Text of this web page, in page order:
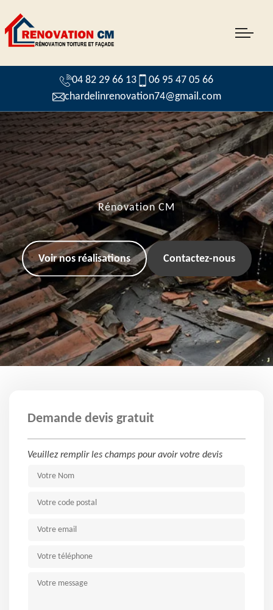
04 82 29 66 13
06 95 47 05 66
chardelinrenovation74@gmail.com
Rénovation CM
Voir nos réalisations Contactez-nous
Demande devis gratuit
Veuillez remplir les champs pour avoir votre devis